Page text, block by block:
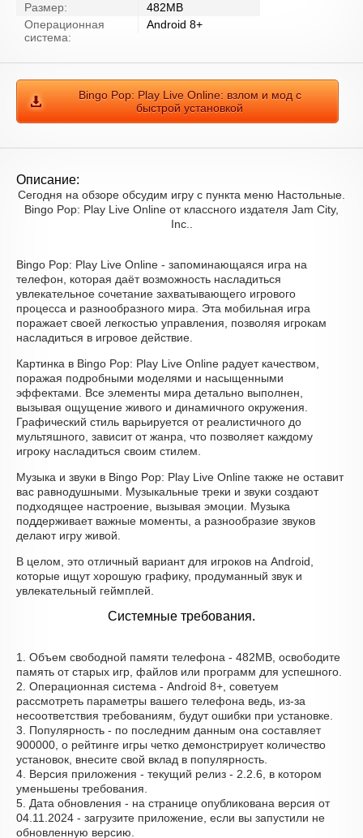
Размер:
482MB
Операционная
система:
Android 8+
Bingo Pop: Play Live Online: взлом и мод с
быстрой установкой
Описание:
Сегодня на обзоре обсудим игру с пункта меню Настольные.
Bingo Pop: Play Live Online от классного издателя Jam City,
Inc..
Bingo Pop: Play Live Online - запоминающаяся игра на
телефон, которая даёт возможность насладиться
увлекательное сочетание захватывающего игрового
процесса и разнообразного мира. Эта мобильная игра
поражает своей легкостью управления, позволяя игрокам
насладиться в игровое действие.
Картинка в Bingo Pop: Play Live Online радует качеством,
поражая подробными моделями и насыщенными
эффектами. Все элементы мира детально выполнен,
вызывая ощущение живого и динамичного окружения.
Графический стиль варьируется от реалистичного до
мультяшного, зависит от жанра, что позволяет каждому
игроку насладиться своим стилем.
Музыка и звуки в Bingo Pop: Play Live Online также не оставит
вас равнодушными. Музыкальные треки и звуки создают
подходящее настроение, вызывая эмоции. Музыка
поддерживает важные моменты, а разнообразие звуков
делают игру живой.
В целом, это отличный вариант для игроков на Android,
которые ищут хорошую графику, продуманный звук и
увлекательный геймплей.
Системные требования.
1. Объем свободной памяти телефона - 482MB, освободите
память от старых игр, файлов или программ для успешного.
2. Операционная система - Android 8+, советуем
рассмотреть параметры вашего телефона ведь, из-за
несоответствия требованиям, будут ошибки при установке.
3. Популярность - по последним данным она составляет
900000, о рейтинге игры четко демонстрирует количество
установок, внесите свой вклад в популярность.
4. Версия приложения - текущий релиз - 2.2.6, в котором
уменьшены требования.
5. Дата обновления - на странице опубликована версия от
04.11.2024 - загрузите приложение, если вы запустили не
обновленную версию.